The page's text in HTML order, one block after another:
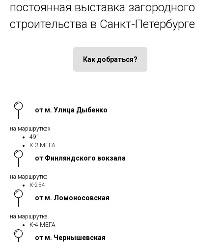
постоянная выставка загородного
строительства в Санкт-Петербурге
Как добраться?
от м. Улица Дыбенко
на маршрутках
491
К-3 МЕГА
от Финляндского вокзала
на маршрутке
К-254
от м. Ломоносовская
на маршрутке
К-4 МЕГА
от м. Чернышевская